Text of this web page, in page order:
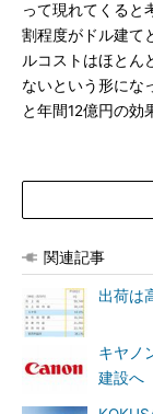
って現れてくると
割程度がドル建て
ルコストはほとん
ないという形にな
と年間12億円の効
関連記事
出荷は
キヤノ
建設へ